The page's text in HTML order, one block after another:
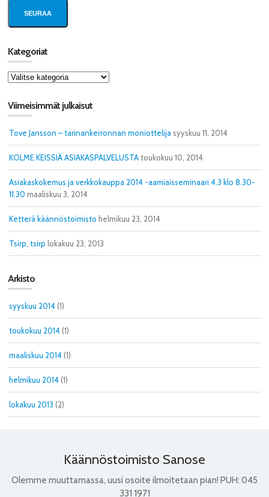
SEURAA
Kategoriat
Kategoriat
Viimeisimmät julkaisut
Tove Jansson – tarinankerronnan moniottelija syyskuu 11, 2014
KOLME KEISSIÄ ASIAKASPALVELUSTA toukokuu 10, 2014
Asiakaskokemus ja verkkokauppa 2014 -aamiaisseminaari 4.3 klo 8.30-
11.30 maaliskuu 3, 2014
Ketterä käännöstoimisto helmikuu 23, 2014
Tsirp, tsirp lokakuu 23, 2013
Arkisto
syyskuu 2014(1)
toukokuu 2014(1)
maaliskuu 2014(1)
helmikuu 2014(1)
lokakuu 2013 (2)
Käännöstoimisto Sanose
Olemme muuttamassa, uusi osoite ilmoitetaan pian! PUH: 045
331 1971